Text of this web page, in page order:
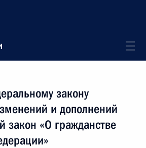
закону
и дополнений
закон «О гражданстве